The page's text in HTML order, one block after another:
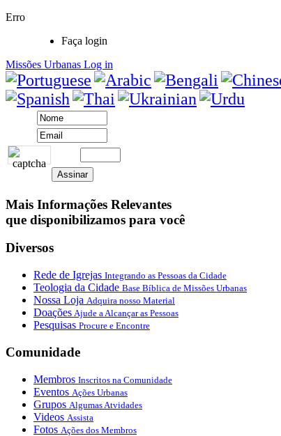
Erro
Faça login
Missões Urbanas Log in
Mais Informações Relevantes
que disponibilizamos para você
Diversos
Rede de Igrejas Integrando as Pessoas da Cidade
Teologia da Cidade Base Bíblica de Missões Urbanas
Nossa Loja Adquira nosso Material
Doações Ajude a Alcançar as Pessoas
Pesquisas Procure e Encontre
Comunidade
Membros Inscritos na Comunidade
Eventos Ações Urbanas
Grupos Algumas Atvidades
Videos Assista
Fotos Ações dos Membros